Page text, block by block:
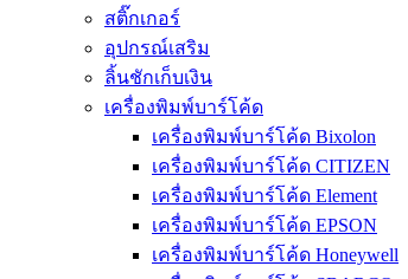
สติ๊กเกอร์
อุปกรณ์เสริม
ลิ้นชักเก็บเงิน
เครื่องพิมพ์บาร์โค้ด
เครื่องพิมพ์บาร์โค้ด Bixolon
เครื่องพิมพ์บาร์โค้ด CITIZEN
เครื่องพิมพ์บาร์โค้ด Element
เครื่องพิมพ์บาร์โค้ด EPSON
เครื่องพิมพ์บาร์โค้ด Honeywell